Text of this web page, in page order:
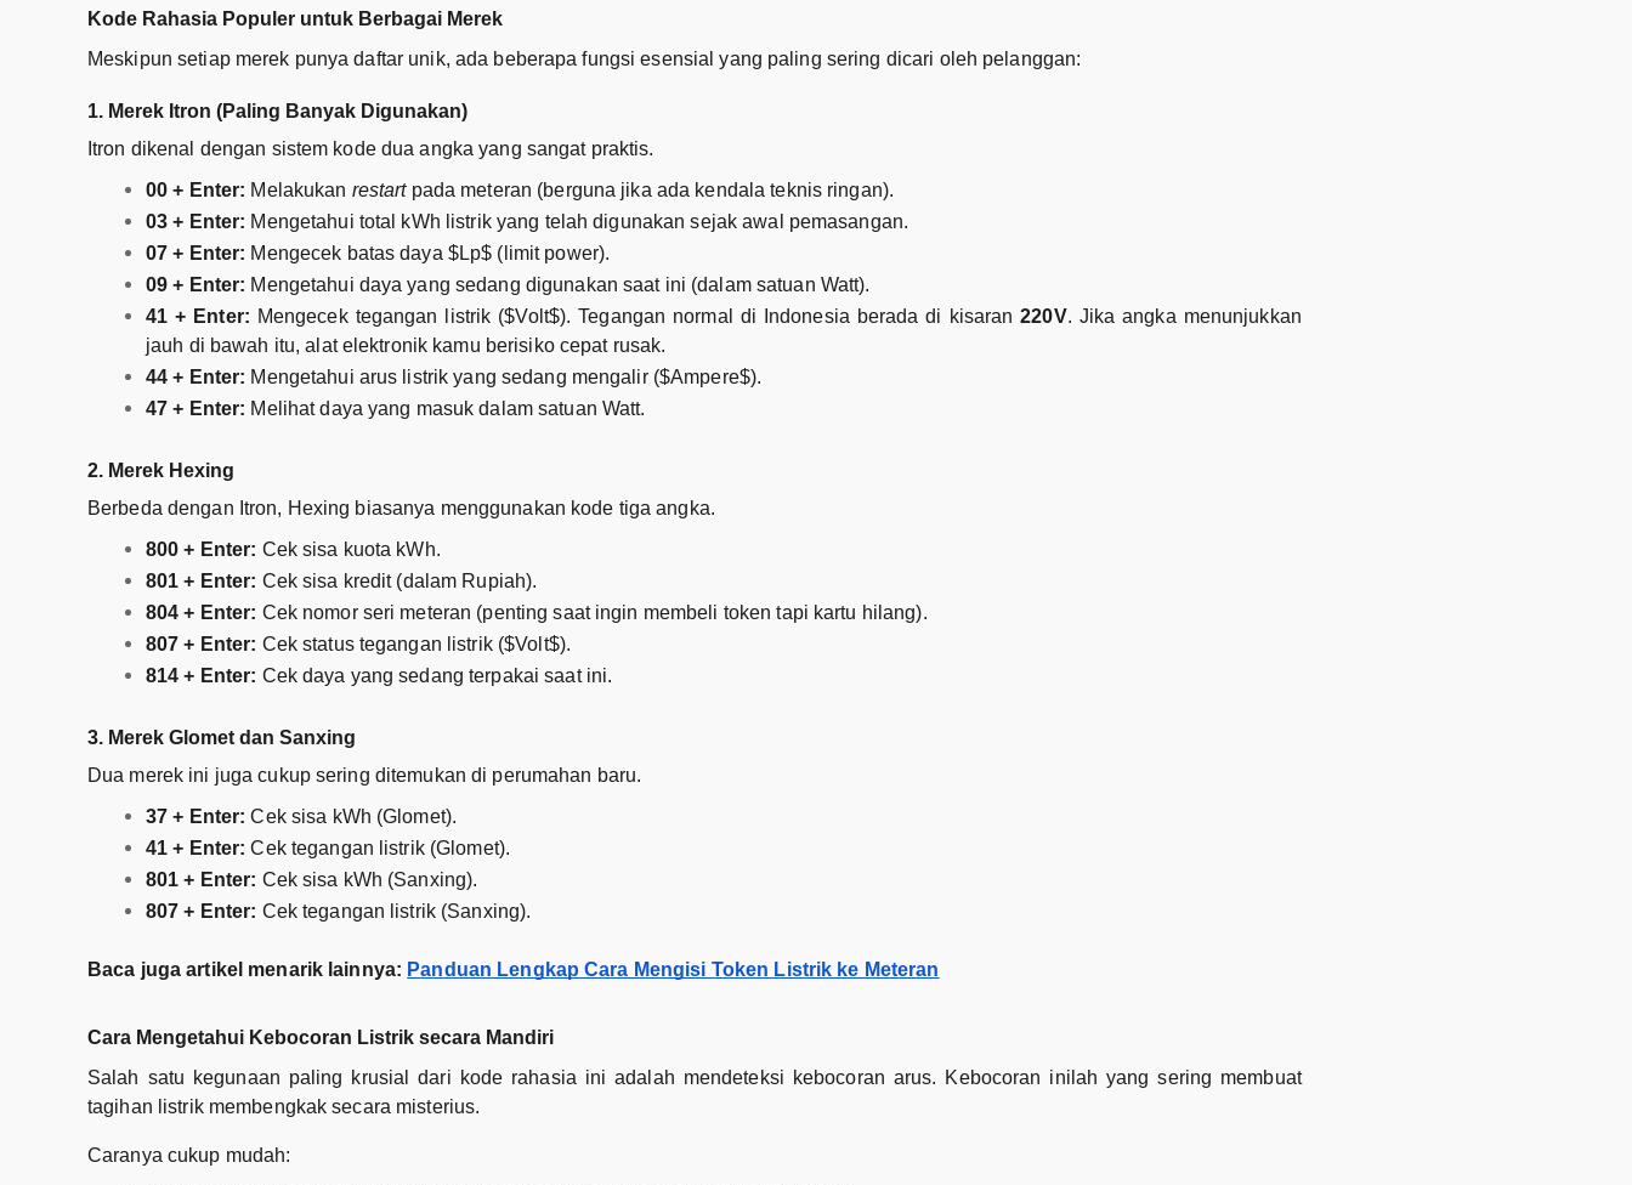
Kode Rahasia Populer untuk Berbagai Merek
Meskipun setiap merek punya daftar unik, ada beberapa fungsi esensial yang paling sering dicari oleh pelanggan:
1. Merek Itron (Paling Banyak Digunakan)
Itron dikenal dengan sistem kode dua angka yang sangat praktis.
00 + Enter: Melakukan restartpada meteran (berguna jika ada kendala teknis ringan).
03 + Enter: Mengetahui total kWh listrik yang telah digunakan sejak awal pemasangan.
07 + Enter: Mengecek batas daya $Lp$ (limit power).
09 + Enter: Mengetahui daya yang sedang digunakan saat ini (dalam satuan Watt).
41 + Enter: Mengecek tegangan listrik ($Volt$). Tegangan normal di Indonesia berada di kisaran220V. Jika angka menunjukkan
jauh di bawah itu, alat elektronik kamu berisiko cepat rusak.
44 + Enter: Mengetahui arus listrik yang sedang mengalir ($Ampere$).
47 + Enter: Melihat daya yang masuk dalam satuan Watt.
2. Merek Hexing
Berbeda dengan Itron, Hexing biasanya menggunakan kode tiga angka.
800 + Enter: Cek sisa kuota kWh.
801 + Enter: Cek sisa kredit (dalam Rupiah).
804 + Enter: Cek nomor seri meteran (penting saat ingin membeli token tapi kartu hilang).
807 + Enter: Cek status tegangan listrik ($Volt$).
814 + Enter: Cek daya yang sedang terpakai saat ini.
3. Merek Glomet dan Sanxing
Dua merek ini juga cukup sering ditemukan di perumahan baru.
37 + Enter: Cek sisa kWh (Glomet).
41 + Enter: Cek tegangan listrik (Glomet).
801 + Enter: Cek sisa kWh (Sanxing).
807 + Enter: Cek tegangan listrik (Sanxing).
Baca juga artikel menarik lainnya: Panduan Lengkap Cara Mengisi Token Listrik ke Meteran
Cara Mengetahui Kebocoran Listrik secara Mandiri
Salah satu kegunaan paling krusial dari kode rahasia ini adalah mendeteksi kebocoran arus. Kebocoran inilah yang sering membuat
tagihan listrik membengkak secara misterius.
Caranya cukup mudah: